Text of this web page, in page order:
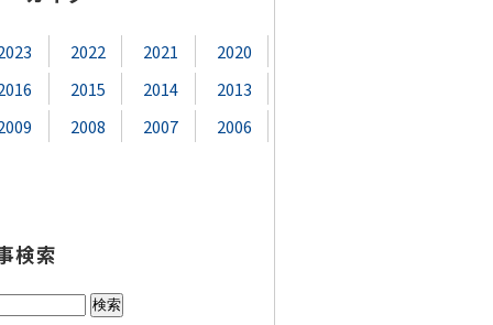
2022 2021
2020
2015 2014
2013
2008 2007
2006
検索